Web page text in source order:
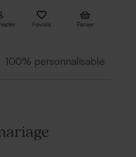
Favoris Panier
100% personnalisable